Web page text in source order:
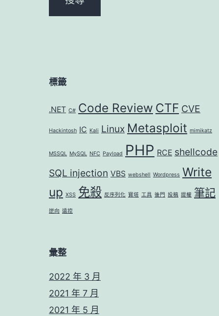
標籤
.NET C# Code Review CTF CVE
Hackintosh IC Kali Linux Metasploit mimikatz
MSSQL MySQL NFC Payload PHP RCE shellcode
SQL injection VBS webshell Wordpress Write
up XSS 免殺 反序列化 寶塔 工具 後門 投稿 提權 筆記
逆向 遠控
彙整
2022 年 3 月
2021 年 7 月
2021 年 5 月